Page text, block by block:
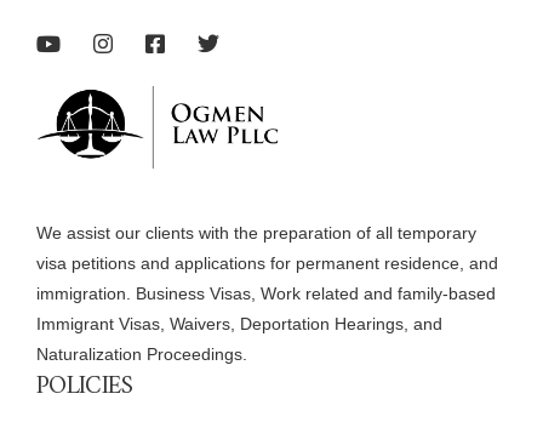
We assist our clients with the preparation of all temporary
visa petitions and applications for permanent residence, and
immigration. Business Visas, Work related and family-based
Immigrant Visas, Waivers, Deportation Hearings, and
Naturalization Proceedings.
POLICIES